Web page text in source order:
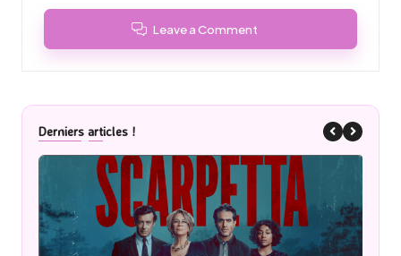
Leave a Comment
Derniers articles !